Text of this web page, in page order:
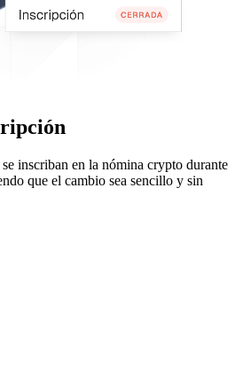
inscriban en la nómina crypto durante
que el cambio sea sencillo y sin